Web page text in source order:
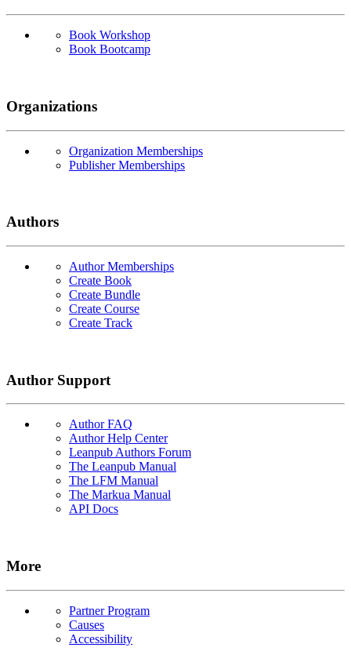
Book Workshop
Book Bootcamp
Organizations
Organization Memberships
Publisher Memberships
Authors
Author Memberships
Create Book
Create Bundle
Create Course
Create Track
Author Support
Author FAQ
Author Help Center
Leanpub Authors Forum
The Leanpub Manual
The LFM Manual
The Markua Manual
API Docs
More
Partner Program
Causes
Accessibility